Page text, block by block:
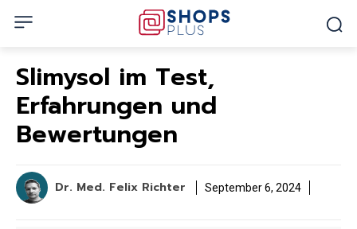
Slimysol im Test,
Erfahrungen und
Bewertungen
Dr. Med. Felix Richter September 6, 2024